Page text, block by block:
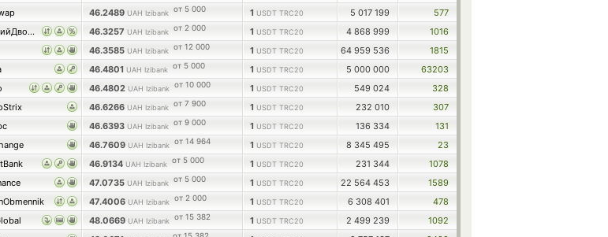
46.2489 UAH Izibank от 5 000 1 USDT TRC20 5 017 199
577
БарскийДворОбмен
46.3257 UAH Izibank от 2 000 1 USDT TRC20 4 868 999
1016
46.3585 UAH Izibank от 12 000 1 USDT TRC20 64 959 536
1815
46.4801 UAH Izibank от 5 000 1 USDT TRC20 5 000 000
63203
46.4802 UAH Izibank от 10 000 1 USDT TRC20 549 024
328
46.6266 UAH Izibank от 7 900 1 USDT TRC20 232 010
307
46.6393 UAH Izibank от 9 000 1 USDT TRC20 136 334
131
46.7609 UAH Izibank от 14 964 1 USDT TRC20 8 345 495
23
46.9134 UAH Izibank от 5 000 1 USDT TRC20 231 344
1078
47.0735 UAH Izibank от 5 000 1 USDT TRC20 22 564 453
1589
47.4006 UAH Izibank от 2 000 1 USDT TRC20 6 308 401
478
48.0669 UAH Izibank от 15 382 1 USDT TRC20 2 499 239
1092